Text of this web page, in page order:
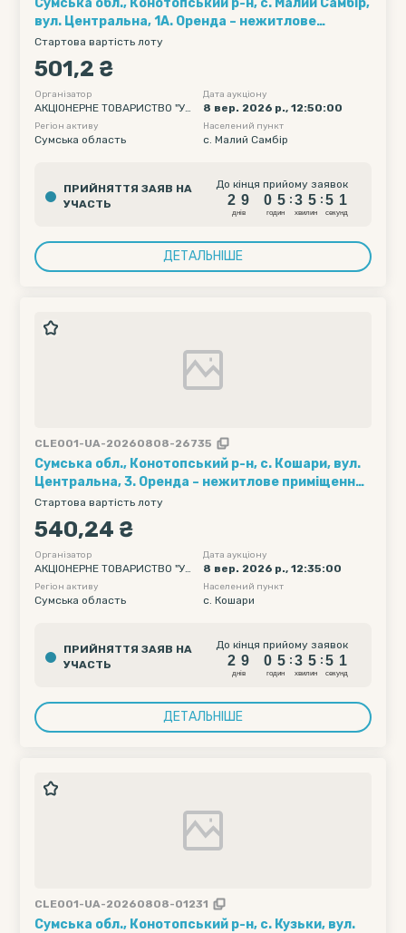
Сумська обл., Конотопський р-н, с. Малий Самбір,
вул. Центральна, 1А. Оренда – нежитлове
приміщення площею 17,90 кв.м. (В)
Стартова вартість лоту
501,2 ₴
Організатор
АКЦІОНЕРНЕ ТОВАРИСТВО "УК
РТЕЛЕКОМ"
Дата аукціону
8 вер. 2026 р., 12:50:00
Регіон активу
Сумська область
Населений пункт
c. Малий Самбір
ПРИЙНЯТТЯ ЗАЯВ НА
УЧАСТЬ
До кінця прийому заявок
2
2
9
9
днiв
0
0
5
5
годин
:
3
3
5
5
хвилин
:
5
5 0
1
секунд
ДЕТАЛЬНІШЕ
CLE001-UA-20260808-26735
Сумська обл., Конотопський р-н, с. Кошари, вул.
Центральна, 3. Оренда – нежитлове приміщення
площею 26,20 кв.м. (В)
Стартова вартість лоту
540,24 ₴
Організатор
АКЦІОНЕРНЕ ТОВАРИСТВО "УК
РТЕЛЕКОМ"
Дата аукціону
8 вер. 2026 р., 12:35:00
Регіон активу
Сумська область
Населений пункт
с. Кошари
ПРИЙНЯТТЯ ЗАЯВ НА
УЧАСТЬ
До кінця прийому заявок
2
2
9
9
днiв
0
0
5
5
годин
:
3
3
5
5
хвилин
:
5
5 0
1
секунд
ДЕТАЛЬНІШЕ
CLE001-UA-20260808-01231
Сумська обл., Конотопський р-н, с. Кузьки, вул.